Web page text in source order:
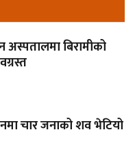
बिरामीको
चार जनाको शव भेटियो